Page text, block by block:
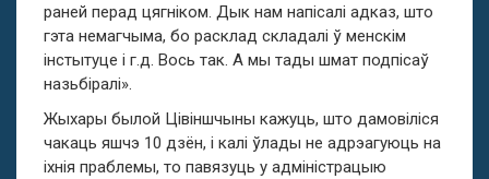
раней перад цягніком. Дык нам напісалі адказ, што
гэта немагчыма, бо расклад складалі ў менскім
інстытуце і г.д. Вось так. А мы тады шмат подпісаў
назьбіралі».
Жыхары былой Цівіншчыны кажуць, што дамовіліся
чакаць яшчэ 10 дзён, і калі ўлады не адрэагуюць на
іхнія праблемы, то павязуць у адміністрацыю